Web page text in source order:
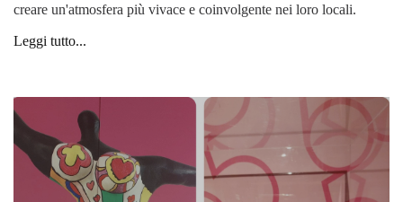
creare un'atmosfera più vivace e coinvolgente nei loro locali.
Leggi tutto...